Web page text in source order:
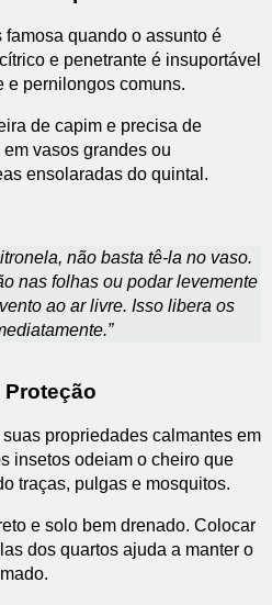
famosa quando o assunto é
e penetrante é insuportável
e pernilongos comuns.
de capim e precisa de
vasos grandes ou
ensolaradas do quintal.
não basta tê-la no vaso.
nas folhas ou podar levemente
ao ar livre. Isso libera os
Proteção
propriedades calmantes em
insetos odeiam o cheiro que
traças, pulgas e mosquitos.
e solo bem drenado. Colocar
dos quartos ajuda a manter o